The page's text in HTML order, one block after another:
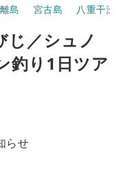
島 宮古島 八重干瀬
じ／シュノ
釣り1日ツア
らせ